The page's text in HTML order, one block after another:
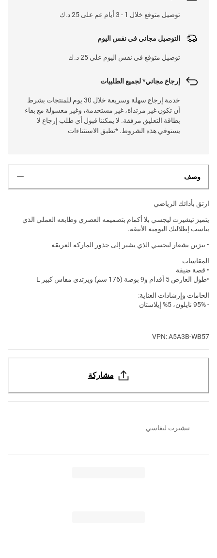
توصيل متوقع خلال 1 - 3 أيام عم على 25 د.ك
التوصيل مجاني في نفس اليوم
توصيل متوقع في نفس اليوم على 25 د.ك
إرجاع مجاني* لجميع الطلبيات
خدمة إرجاع سهلة وسريعة خلال 30 يوم للمنتجات بشرط
أن تكون غير مرتداة، غير مستخدمة، وغير مغسولة مع بقاء
بطاقة التعليق مرفقة. لا يمكننا قبول أي طلب إرجاع لا
يستوفي هذه الشروط. *تطبق الاستثناءات
وصف
ارتق بأدائك الرياضي
يتميز تيشيرت ليجسي بلا أكمام بتصميمه العصري وطابعه العملي الذي
يناسب إطلالتك اليومية الأنيقة.
• تتزين بشعار ليجسي الذي يشير إلى جذور الماركة العريقة
المقاسات
• قصة ضيقة
•طول العارض 5 أقدام و9 بوصة (176 سم) ويرتدي مقاس كبير L
الخامات وإرشادات العناية:
- 95% نايلون، 5% إيلاستان
VPN: A5A3B-WB57
مشاركة
تيشيرت ليغاسي